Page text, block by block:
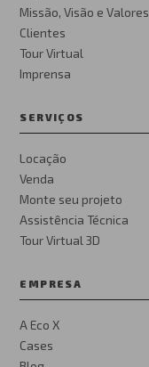
Missão, Visão e Valores
Clientes
Tour Virtual
Imprensa
SERVIÇOS
Locação
Venda
Monte seu projeto
Assistência Técnica
Tour Virtual 3D
EMPRESA
A Eco X
Cases